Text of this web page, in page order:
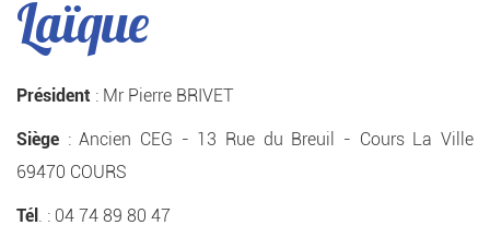
Laïque
Président : Mr Pierre BRIVET
Siège : Ancien CEG - 13 Rue du Breuil - Cours La Ville
69470 COURS
Tél . : 04 74 89 80 47